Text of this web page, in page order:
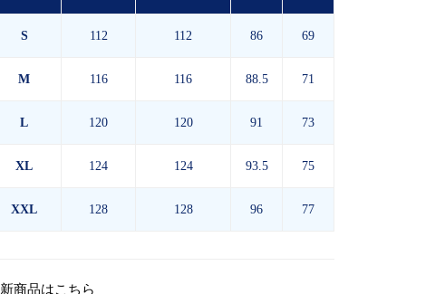
S 112 112 86 69
M 116 116 88.5 71
L 120 120 91 73
XL 124 124 93.5 75
XXL 128 128 96 77
新商品はこちら